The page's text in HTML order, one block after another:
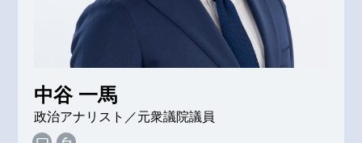
中谷 一馬
政治アナリスト／元衆議院議員